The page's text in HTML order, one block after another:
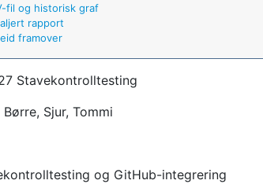
fil og historisk graf
rapport
framover
Stavekontrolltesting
Sjur, Tommi
og GitHub-integrering